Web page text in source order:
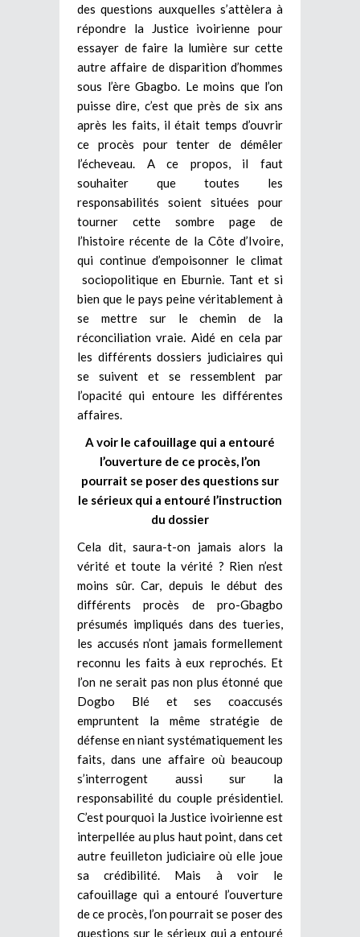
des questions auxquelles s’attèlera à
répondre la Justice ivoirienne pour
essayer de faire la lumière sur cette
autre affaire de disparition d’hommes
sous l’ère Gbagbo. Le moins que l’on
puisse dire, c’est que près de six ans
après les faits, il était temps d’ouvrir
ce procès pour tenter de démêler
l’écheveau. A ce propos, il faut
souhaiter que toutes les
responsabilités soient situées pour
tourner cette sombre page de
l’histoire récente de la Côte d’Ivoire,
qui continue d’empoisonner le climat
sociopolitique en Eburnie. Tant et si
bien que le pays peine véritablement à
se mettre sur le chemin de la
réconciliation vraie. Aidé en cela par
les différents dossiers judiciaires qui
se suivent et se ressemblent par
l’opacité qui entoure les différentes
affaires.
A voir le cafouillage qui a entouré
l’ouverture de ce procès, l’on
pourrait se poser des questions sur
le sérieux qui a entouré l’instruction
du dossier
Cela dit, saura-t-on jamais alors la
vérité et toute la vérité ? Rien n’est
moins sûr. Car, depuis le début des
différents procès de pro-Gbagbo
présumés impliqués dans des tueries,
les accusés n’ont jamais formellement
reconnu les faits à eux reprochés. Et
l’on ne serait pas non plus étonné que
Dogbo Blé et ses coaccusés
empruntent la même stratégie de
défense en niant systématiquement les
faits, dans une affaire où beaucoup
s’interrogent aussi sur la
responsabilité du couple présidentiel.
C’est pourquoi la Justice ivoirienne est
interpellée au plus haut point, dans cet
autre feuilleton judiciaire où elle joue
sa crédibilité. Mais à voir le
cafouillage qui a entouré l’ouverture
de ce procès, l’on pourrait se poser des
questions sur le sérieux qui a entouré